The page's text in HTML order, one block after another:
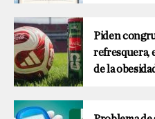
Piden
refresquera,
de la